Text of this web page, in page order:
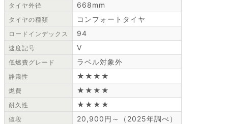
タイヤ外径 668mm
タイヤの種類 コンフォートタイヤ
ロードインデックス 94
速度記号 V
低燃費グレード ラベル対象外
静粛性 ★★★★
燃費 ★★★★
耐久性 ★★★★
値段 20,900円～（2025年調べ）